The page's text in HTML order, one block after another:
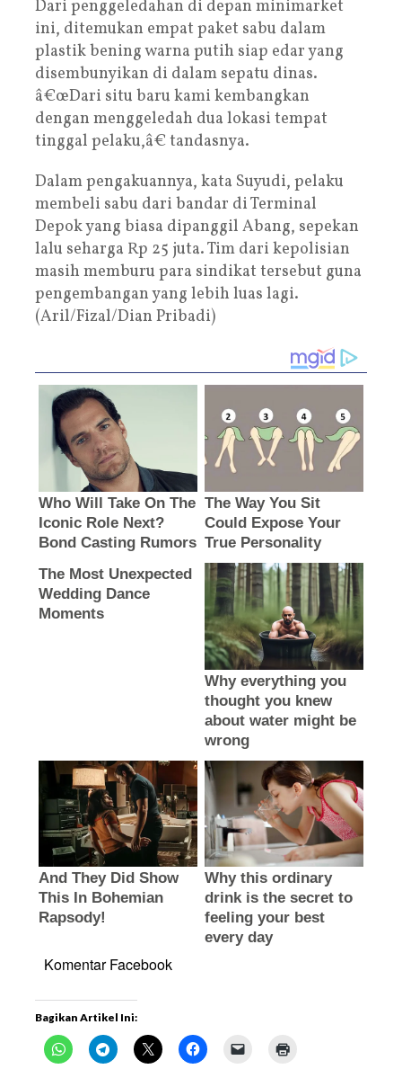
Dari penggeledahan di depan minimarket
ini, ditemukan empat paket sabu dalam
plastik bening warna putih siap edar yang
disembunyikan di dalam sepatu dinas.
â€œDari situ baru kami kembangkan
dengan menggeledah dua lokasi tempat
tinggal pelaku,â€ tandasnya.
Dalam pengakuannya, kata Suyudi, pelaku
membeli sabu dari bandar di Terminal
Depok yang biasa dipanggil Abang, sepekan
lalu seharga Rp 25 juta. Tim dari kepolisian
masih memburu para sindikat tersebut guna
pengembangan yang lebih luas lagi.
(Aril/Fizal/Dian Pribadi)
Komentar Facebook
Bagikan Artikel Ini: